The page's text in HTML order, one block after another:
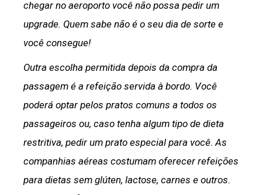
chegar no aeroporto você não possa pedir um
upgrade. Quem sabe não é o seu dia de sorte e
você consegue!
Outra escolha permitida depois da compra da
passagem é a refeição servida à bordo. Você
poderá optar pelos pratos comuns a todos os
passageiros ou, caso tenha algum tipo de dieta
restritiva, pedir um prato especial para você. As
companhias aéreas costumam oferecer refeições
para dietas sem glúten, lactose, carnes e outros.